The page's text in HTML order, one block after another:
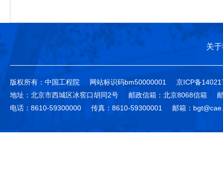
关
版权所有：中国工程院 网站标识码bm50000001
京ICP备
地址：北京市西城区冰窖口胡同2号
邮政信箱：北京8068信箱
电话：8610-59300000
传真：8610-59300001 邮箱：